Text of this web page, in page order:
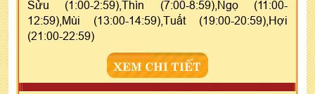
Sửu (1:00-2:59),Thìn (7:00-8:59),Ngọ (11:00-
12:59),Mùi (13:00-14:59),Tuất (19:00-20:59),Hợi
(21:00-22:59)
XEM CHI TIẾT